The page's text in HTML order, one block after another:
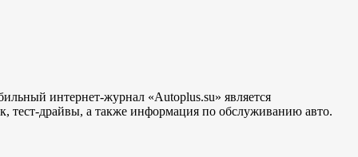
интернет-журнал «Autoplus.su» является
тест-драйвы, а также информация по обслуживанию авто.